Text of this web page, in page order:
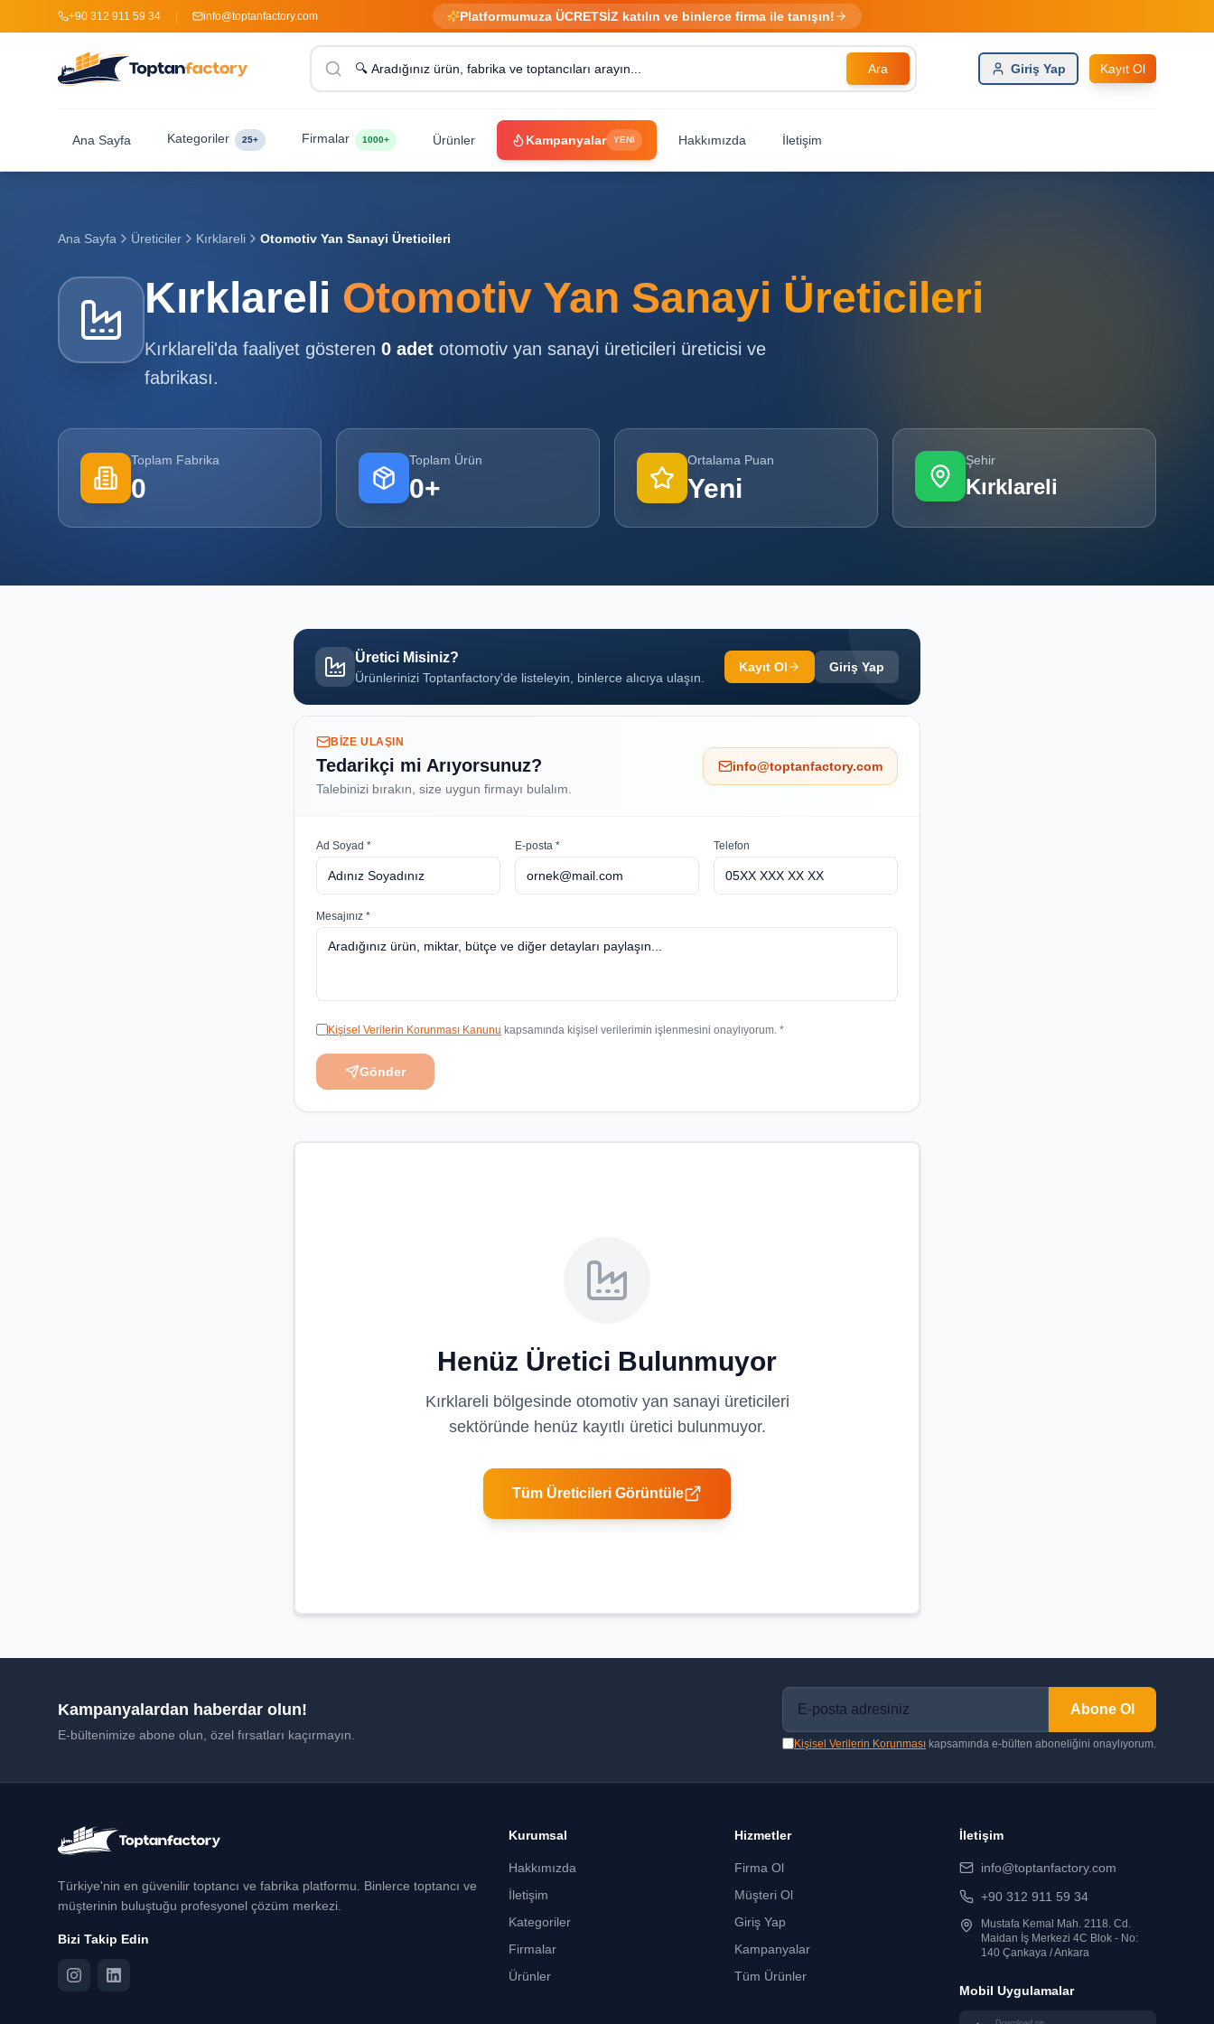
+90 312 911 59 34 info@toptanfactory.com Platformumuza ÜCRETSİZ katılın ve binlerce firma ile tanışın!
Ara Giriş Yap Kayıt Ol
Ana Sayfa Kategoriler 25+ Firmalar 1000+ Ürünler Kampanyalar YENİ Hakkımızda İletişim
Ana Sayfa Üreticiler Kırklareli Otomotiv Yan Sanayi Üreticileri
Kırklareli Otomotiv Yan Sanayi Üreticileri
Kırklareli'da faaliyet gösteren 0 adet otomotiv yan sanayi üreticileri üreticisi ve
fabrikası.
Toplam Fabrika
0
Toplam Ürün
0+
Ortalama Puan
Yeni
Şehir
Kırklareli
Üretici Misiniz?
Ürünlerinizi Toptanfactory'de listeleyin, binlerce alıcıya ulaşın.
Kayıt Ol Giriş Yap
BIZE ULAŞIN
Tedarikçi mi Arıyorsunuz?
Talebinizi bırakın, size uygun firmayı bulalım.
info@toptanfactory.com
Ad Soyad * E-posta * Telefon
Mesajınız *
Kişisel Verilerin Korunması Kanunu kapsamında kişisel verilerimin işlenmesini onaylıyorum. *
Gönder
Henüz Üretici Bulunmuyor
Kırklareli bölgesinde otomotiv yan sanayi üreticileri
sektöründe henüz kayıtlı üretici bulunmuyor.
Tüm Üreticileri Görüntüle
Kampanyalardan haberdar olun!
E-bültenimize abone olun, özel fırsatları kaçırmayın.
Abone Ol
Kişisel Verilerin Korunması kapsamında e-bülten aboneliğini onaylıyorum.
Türkiye'nin en güvenilir toptancı ve fabrika platformu. Binlerce toptancı ve
müşterinin buluştuğu profesyonel çözüm merkezi.
Bizi Takip Edin
Kurumsal
Hakkımızda
İletişim
Kategoriler
Firmalar
Ürünler
Hizmetler
Firma Ol
Müşteri Ol
Giriş Yap
Kampanyalar
Tüm Ürünler
İletişim
info@toptanfactory.com
+90 312 911 59 34
Mustafa Kemal Mah. 2118. Cd.
Maidan İş Merkezi 4C Blok - No:
140 Çankaya / Ankara
Mobil Uygulamalar